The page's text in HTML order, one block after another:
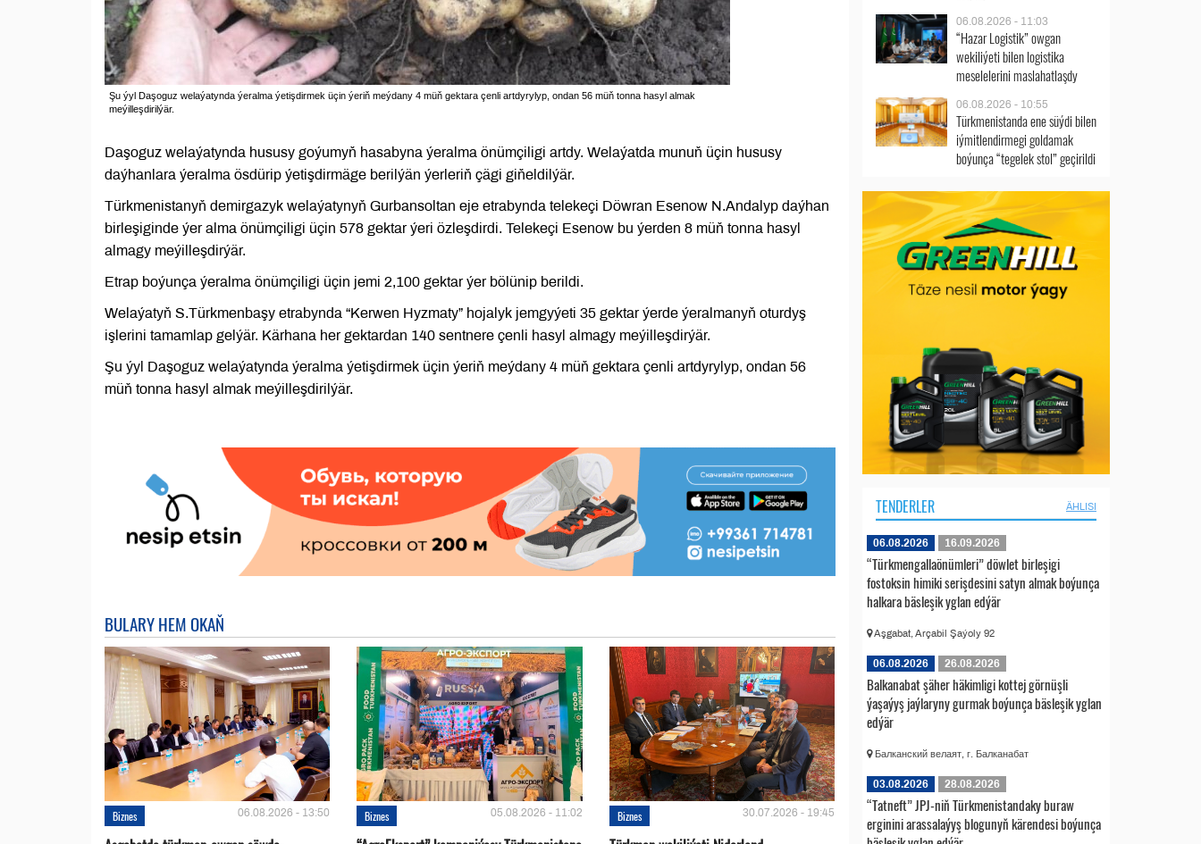
Şu ýyl Daşoguz welaýatynda ýeralma ýetişdirmek üçin ýeriň meýdany 4 müň gektara çenli artdyrylyp, ondan 56 müň tonna hasyl almak
meýilleşdirilýär.
Daşoguz welaýatynda hususy goýumyň hasabyna ýeralma önümçiligi artdy. Welaýatda munuň üçin hususy
daýhanlara ýeralma ösdürip ýetişdirmäge berilýän ýerleriň çägi giňeldilýär.
Türkmenistanyň demirgazyk welaýatynyň Gurbansoltan eje etrabynda telekeçi Döwran Esenow N.Andalyp daýhan
birleşiginde ýer alma önümçiligi üçin 578 gektar ýeri özleşdirdi. Telekeçi Esenow bu ýerden 8 müň tonna hasyl
almagy meýilleşdirýär.
Etrap boýunça ýeralma önümçiligi üçin jemi 2,100 gektar ýer bölünip berildi.
Welaýatyň S.Türkmenbaşy etrabynda “Kerwen Hyzmaty” hojalyk jemgyýeti 35 gektar ýerde ýeralmanyň oturdyş
işlerini tamamlap gelýär. Kärhana her gektardan 140 sentnere çenli hasyl almagy meýilleşdirýär.
Şu ýyl Daşoguz welaýatynda ýeralma ýetişdirmek üçin ýeriň meýdany 4 müň gektara çenli artdyrylyp, ondan 56
müň tonna hasyl almak meýilleşdirilýär.
BULARY HEM OKAŇ
Biznes 06.08.2026 - 13:50 Biznes 05.08.2026 - 11:02 Biznes 30.07.2026 - 19:45
06.08.2026 - 11:03
“Hazar Logistik” owgan
wekiliýeti bilen logistika
meselelerini maslahatlaşdy
06.08.2026 - 10:55
Türkmenistanda ene süýdi bilen
iýmitlendirmegi goldamak
boýunça “tegelek stol” geçirildi
TENDERLER ÄHLISI
06.08.2026 16.09.2026
“Türkmengallaönümleri” döwlet birleşigi
fostoksin himiki serişdesini satyn almak boýunça
halkara bäsleşik yglan edýär
Aşgabat, Arçabil Şaýoly 92
06.08.2026 26.08.2026
Balkanabat şäher häkimligi kottej görnüşli
ýaşaýyş jaýlaryny gurmak boýunça bäsleşik yglan
edýär
Балканский велаят, г. Балканабат
03.08.2026 28.08.2026
“Tatneft” JPJ-niň Türkmenistandaky buraw
erginini arassalaýyş blogunyň kärendesi boýunça